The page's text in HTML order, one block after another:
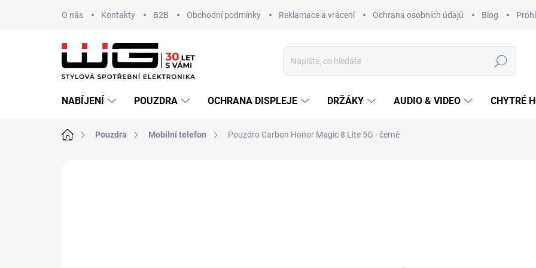
O nás Kontakty B2B Obchodní podmínky Reklamace a vrácení Ochrana osobních údajů Blog
Hledat
NABÍJENÍ POUZDRA OCHRANA DISPLEJE DRŽÁKY AUDIO & VIDEO CHYTRÉ
Domů Pouzdra Mobilní telefon Pouzdro Carbon Honor Magic 8 Lite 5G - černé